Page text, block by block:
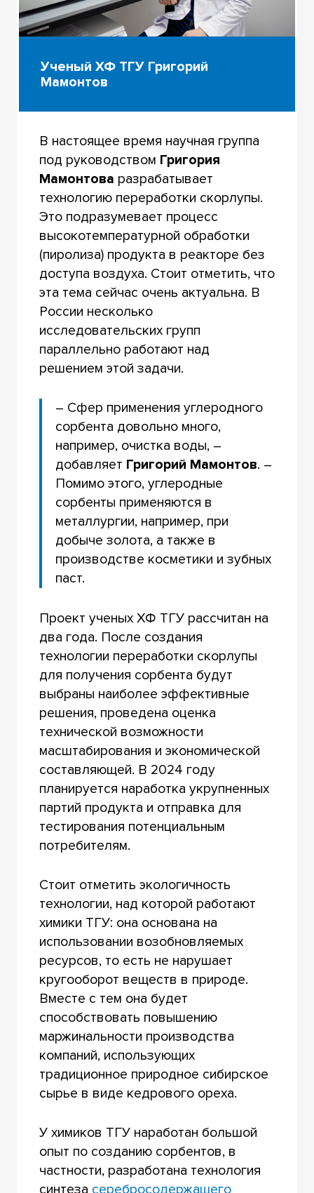
Ученый ХФ ТГУ Григорий
Мамонтов
В настоящее время научная группа
под руководством Григория
Мамонтова разрабатывает
технологию переработки скорлупы.
Это подразумевает процесс
высокотемпературной обработки
(пиролиза) продукта в реакторе без
доступа воздуха. Стоит отметить, что
эта тема сейчас очень актуальна. В
России несколько
исследовательских групп
параллельно работают над
решением этой задачи.
– Сфер применения углеродного
сорбента довольно много,
например, очистка воды, –
добавляет Григорий Мамонтов. –
Помимо этого, углеродные
сорбенты применяются в
металлургии, например, при
добыче золота, а также в
производстве косметики и зубных
паст.
Проект ученых ХФ ТГУ рассчитан на
два года. После создания
технологии переработки скорлупы
для получения сорбента будут
выбраны наиболее эффективные
решения, проведена оценка
технической возможности
масштабирования и экономической
составляющей. В 2024 году
планируется наработка укрупненных
партий продукта и отправка для
тестирования потенциальным
потребителям.
Стоит отметить экологичность
технологии, над которой работают
химики ТГУ: она основана на
использовании возобновляемых
ресурсов, то есть не нарушает
кругооборот веществ в природе.
Вместе с тем она будет
способствовать повышению
маржинальности производства
компаний, использующих
традиционное природное сибирское
сырье в виде кедрового ореха.
У химиков ТГУ наработан большой
опыт по созданию сорбентов, в
частности, разработана технология
синтеза серебросодержащего